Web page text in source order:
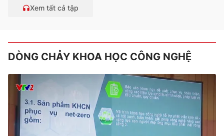
Xem tất cả tập
DÒNG CHẢY KHOA HỌC CÔNG NGHỆ